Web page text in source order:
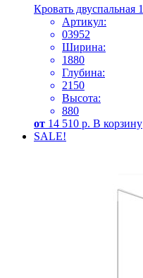
Кровать двуспальная
Артикул:
03952
Ширина:
1880
Глубина:
2150
Высота:
880
от 14 510 р. В корзину
SALE!